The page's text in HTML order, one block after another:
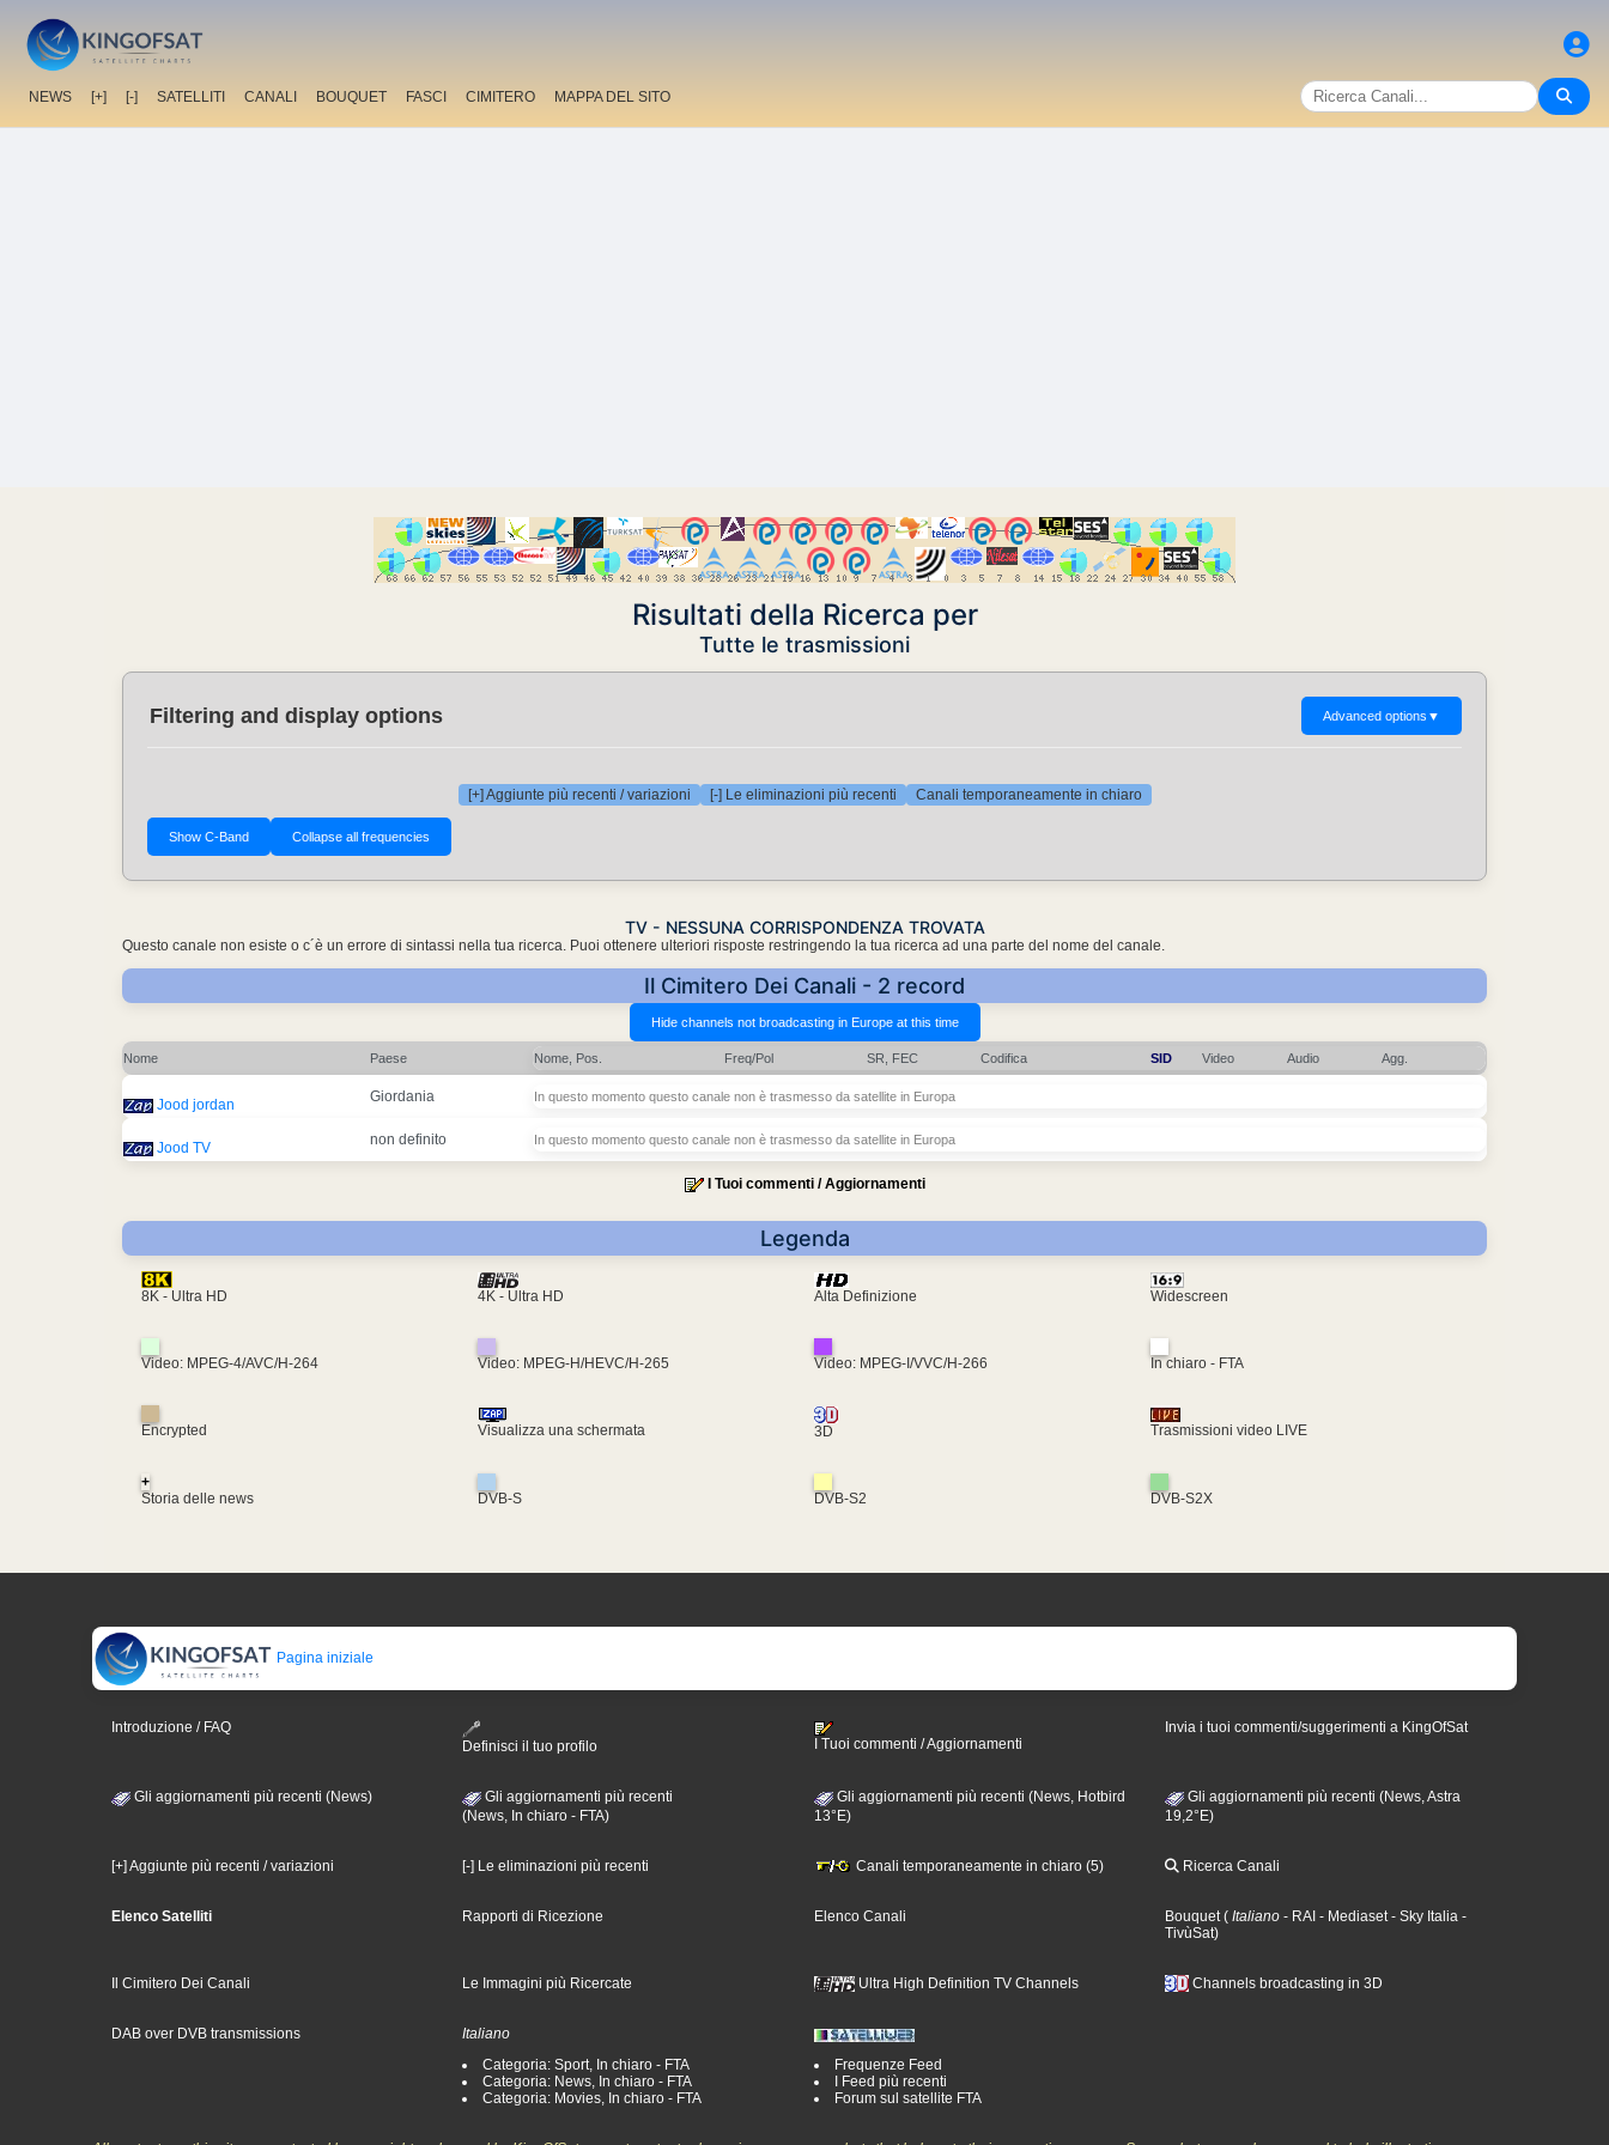
NEWS [+] [-] SATELLITI CANALI BOUQUET FASCI CIMITERO MAPPA DEL SITO
Risultati della Ricerca per
Tutte le trasmissioni
Filtering and display options Advanced options ▼
[+] Aggiunte più recenti / variazioni [-] Le eliminazioni più recenti Canali temporaneamente in chiaro
TV - NESSUNA CORRISPONDENZA TROVATA
Questo canale non esiste o c´è un errore di sintassi nella tua ricerca. Puoi ottenere ulteriori risposte restringendo la tua ricerca ad una parte del nome del canale.
Il Cimitero Dei Canali - 2 record
Nome Paese Nome, Pos. Freq/Pol SR, FEC Codifica SID Video Audio Agg.
Jood jordan Giordania In questo momento questo canale non è trasmesso da satellite in Europa
Jood TV non definito In questo momento questo canale non è trasmesso da satellite in Europa
I Tuoi commenti / Aggiornamenti
Legenda
8K - Ultra HD 4K - Ultra HD Alta Definizione Widescreen
Video: MPEG-4/AVC/H-264 Video: MPEG-H/HEVC/H-265 Video: MPEG-I/VVC/H-266 In chiaro - FTA
Encrypted Visualizza una schermata 3D Trasmissioni video LIVE
+
Storia delle news
DVB-S DVB-S2 DVB-S2X
Pagina iniziale
Introduzione / FAQ
Definisci il tuo profilo
I Tuoi commenti / Aggiornamenti
Invia i tuoi commenti/suggerimenti a KingOfSat
Gli aggiornamenti più recenti (News)
Gli aggiornamenti più recenti
(News, In chiaro - FTA)
Gli aggiornamenti più recenti (News, Hotbird
13°E)
Gli aggiornamenti più recenti (News, Astra
19,2°E)
[+] Aggiunte più recenti / variazioni [-] Le eliminazioni più recenti Canali temporaneamente in chiaro (5) Ricerca Canali
Elenco Satelliti Rapporti di Ricezione Elenco Canali Bouquet ( Italiano - RAI - Mediaset - Sky Italia -
TivùSat)
Il Cimitero Dei Canali Le Immagini più Ricercate Ultra High Definition TV Channels Channels broadcasting in 3D
DAB over DVB transmissions
Italiano
Categoria: Sport, In chiaro - FTA
Categoria: News, In chiaro - FTA
Categoria: Movies, In chiaro - FTA
Frequenze Feed
I Feed più recenti
Forum sul satellite FTA